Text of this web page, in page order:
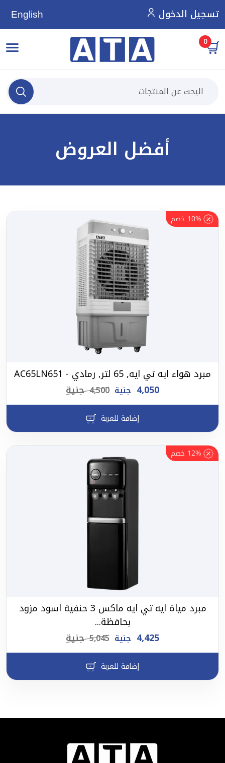
تسجيل الدخول English
0
أفضل العروض
10% خصم
مبرد هواء ايه تي ايه, 65 لتر, رمادي - AC65LN651
4,050 جنية 4,500 جنية
إضافة للعربة
12% خصم
مبرد مياة ايه تي ايه ماكس 3 حنفية اسود مزود
بحافظة...
4,425 جنية 5,045 جنية
إضافة للعربة